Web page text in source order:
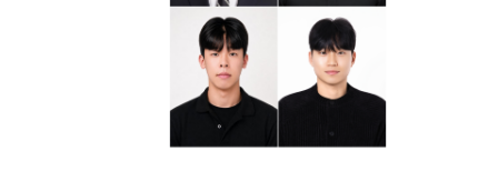
구축, 해외 바이어 발굴, 화상 미팅 등 해외영업 전 과정을 직접
수행했다. 특히 기업별 산업 특성을 분석해 적합한 해외 시장을
발굴하고 맞춤형 진출 전략을 수립해 참여 기업 모두의 현지
바이어 미팅을 성사시키며 우수한 성과를 거뒀다. 이 같은
성과를 바탕으로 HUFSPORT팀은 최우수상을 수상하며 실무